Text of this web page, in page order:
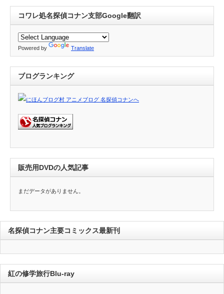
コワレ処名探偵コナン支部Google翻訳
Powered by Translate
ブログランキング
販売用DVDの人気記事
まだデータがありません。
名探偵コナン主要コミックス最新刊
紅の修学旅行Blu-ray